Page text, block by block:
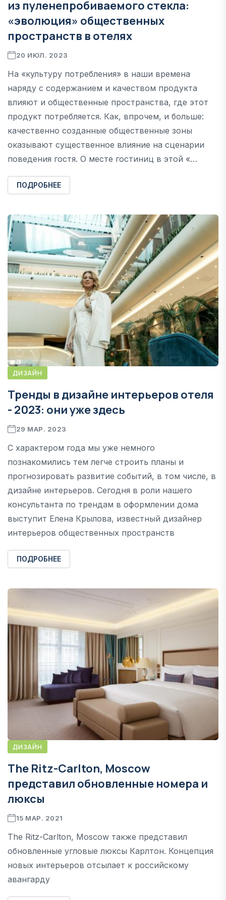
из пуленепробиваемого стекла:
«эволюция» общественных
пространств в отелях
20 ИЮЛ. 2023
На «культуру потребления» в наши времена
наряду с содержанием и качеством продукта
влияют и общественные пространства, где этот
продукт потребляется. Как, впрочем, и больше:
качественно созданные общественные зоны
оказывают существенное влияние на сценарии
поведения гостя. О месте гостиниц в этой «…
ПОДРОБНЕЕ
ДИЗАЙН
Тренды в дизайне интерьеров отеля
- 2023: они уже здесь
29 МАР. 2023
С характером года мы уже немного
познакомились тем легче строить планы и
прогнозировать развитие событий, в том числе, в
дизайне интерьеров. Сегодня в роли нашего
консультанта по трендам в оформлении дома
выступит Елена Крылова, известный дизайнер
интерьеров общественных пространств
ПОДРОБНЕЕ
ДИЗАЙН
The Ritz-Carlton, Moscow
представил обновленные номера и
люксы
15 МАР. 2021
The Ritz-Carlton, Moscow также представил
обновленные угловые люксы Карлтон. Концепция
новых интерьеров отсылает к российскому
авангарду